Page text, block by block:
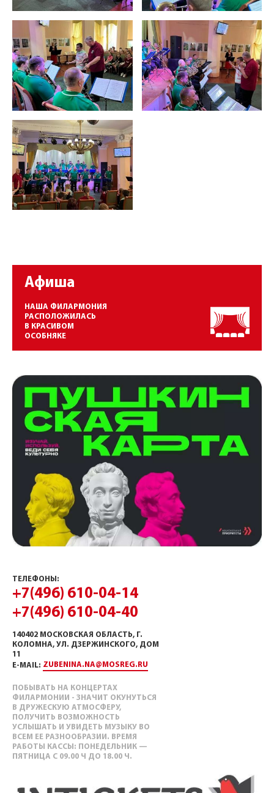
Афиша
НАША ФИЛАРМОНИЯ
РАСПОЛОЖИЛАСЬ
В КРАСИВОМ
ОСОБНЯКЕ
ТЕЛЕФОНЫ:
+7(496) 610-04-14
+7(496) 610-04-40
140402 МОСКОВСКАЯ ОБЛАСТЬ, Г.
КОЛОМНА, УЛ. ДЗЕРЖИНСКОГО, ДОМ
11
E-MAIL: ZUBENINA.NA@MOSREG.RU
ПОБЫВАТЬ НА КОНЦЕРТАХ
ФИЛАРМОНИИ - ЗНАЧИТ ОКУНУТЬСЯ
В ДРУЖЕСКУЮ АТМОСФЕРУ,
ПОЛУЧИТЬ ВОЗМОЖНОСТЬ
УСЛЫШАТЬ И УВИДЕТЬ МУЗЫКУ ВО
ВСЕМ ЕЕ РАЗНООБРАЗИИ. ВРЕМЯ
РАБОТЫ КАССЫ: ПОНЕДЕЛЬНИК —
ПЯТНИЦА С 09.00 Ч ДО 18.00 Ч.